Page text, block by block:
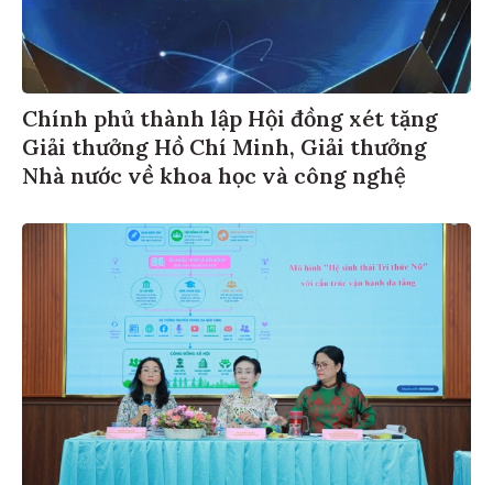
Chính phủ thành lập Hội đồng xét tặng
Giải thưởng Hồ Chí Minh, Giải thưởng
Nhà nước về khoa học và công nghệ